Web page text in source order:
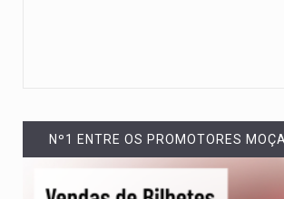
Nº1 ENTRE OS PROMOTORES